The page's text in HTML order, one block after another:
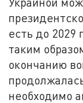
есть до 2029
таким
окончанию
необходимо